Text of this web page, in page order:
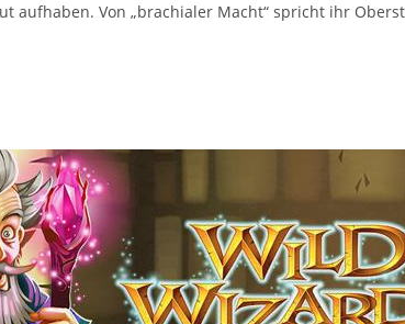
aufhaben. Von „brachialer Macht“ spricht ihr